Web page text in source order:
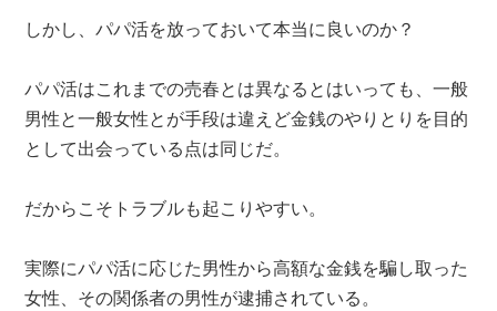
しかし、パパ活を放っておいて本当に良いのか？
パパ活はこれまでの売春とは異なるとはいっても、一般
男性と一般女性とが手段は違えど金銭のやりとりを目的
として出会っている点は同じだ。
だからこそトラブルも起こりやすい。
実際にパパ活に応じた男性から高額な金銭を騙し取った
女性、その関係者の男性が逮捕されている。